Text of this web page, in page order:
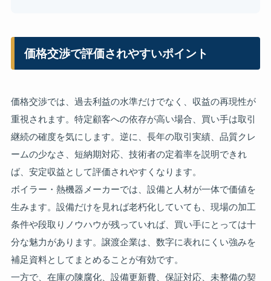
価格交渉で評価されやすいポイント
価格交渉では、過去利益の水準だけでなく、収益の再現性が
重視されます。特定顧客への依存が高い場合、買い手は取引
継続の確度を気にします。逆に、長年の取引実績、品質クレ
ームの少なさ、短納期対応、技術者の定着率を説明できれ
ば、安定収益として評価されやすくなります。
ボイラー・熱機器メーカーでは、設備と人材が一体で価値を
生みます。設備だけを見れば老朽化していても、現場の加工
条件や段取りノウハウが残っていれば、買い手にとっては十
分な魅力があります。譲渡企業は、数字に表れにくい強みを
補足資料としてまとめることが有効です。
一方で、在庫の陳腐化、設備更新費、保証対応、未整備の契